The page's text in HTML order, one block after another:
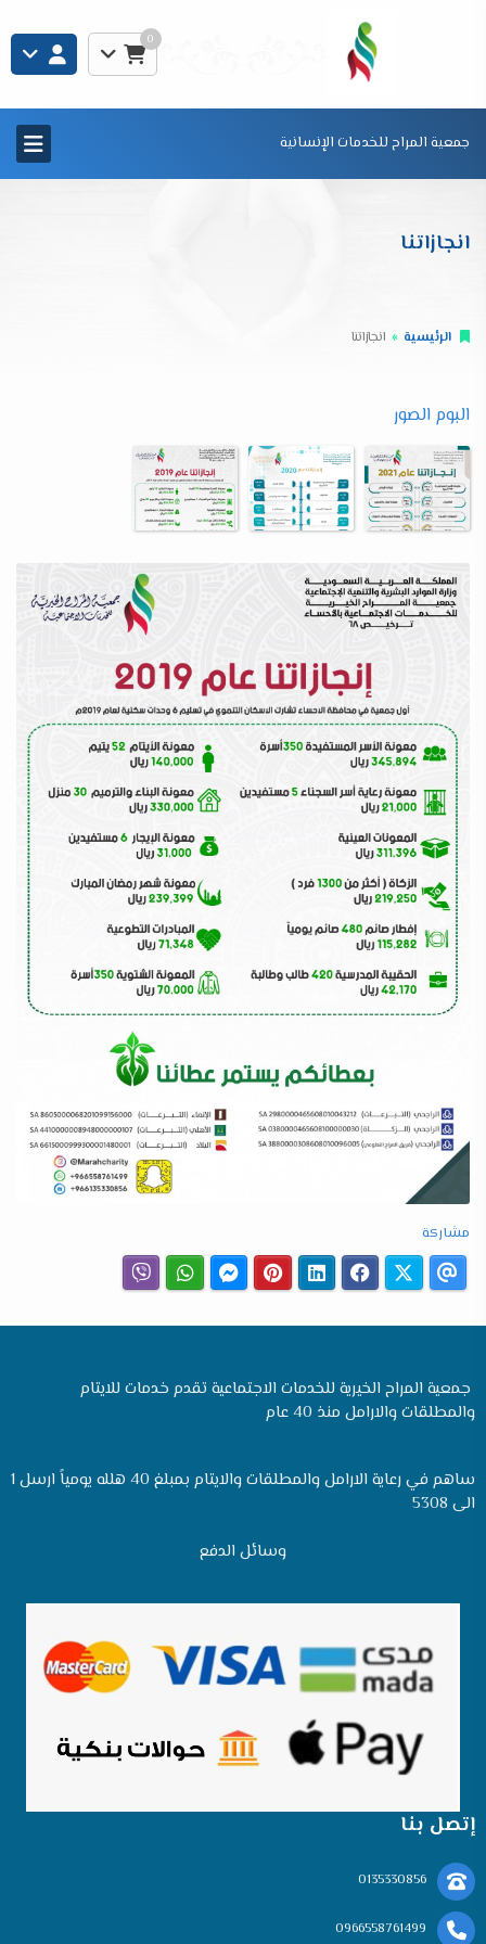
0
جمعية المراح للخدمات الإنسانية
انجازاتنا
الرئيسية انجازاتنا
البوم الصور
مشاركة
جمعية المراح الخيرية للخدمات الاجتماعية تقدم خدمات للايتام
والمطلقات والارامل منذ 40 عام
ساهم في رعاية الارامل والمطلقات والايتام بمبلغ 40 هلله يومياً ارسل 1
الى 5308
وسائل الدفع
إتصل بنا
0135330856
0966558761499